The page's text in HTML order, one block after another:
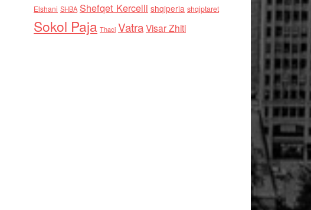
Elshani SHBA Shefqet Kercelli shqiperia shqiptaret
Sokol Paja Thaci VatraVisar Zhiti